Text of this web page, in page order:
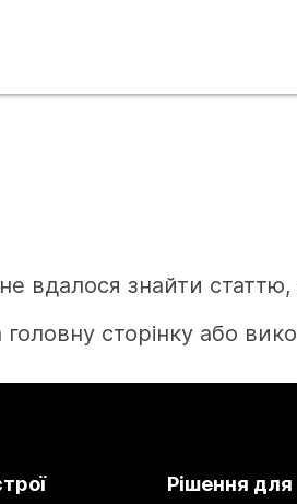
вдалося знайти
головну сторінку або
Потрібна відповідь?
Рішення для